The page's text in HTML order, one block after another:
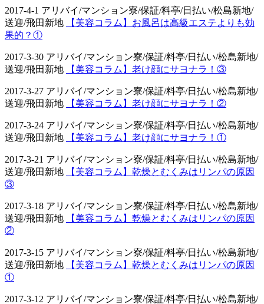
2017-4-1 アリバイ/マンション寮/保証/料亭/日払い/松島新地/
送迎/飛田新地
【美容コラム】お風呂は高級エステよりも効
果的？①
2017-3-30 アリバイ/マンション寮/保証/料亭/日払い/松島新地/
送迎/飛田新地
【美容コラム】老け顔にサヨナラ！③
2017-3-27 アリバイ/マンション寮/保証/料亭/日払い/松島新地/
送迎/飛田新地
【美容コラム】老け顔にサヨナラ！②
2017-3-24 アリバイ/マンション寮/保証/料亭/日払い/松島新地/
送迎/飛田新地
【美容コラム】老け顔にサヨナラ！①
2017-3-21 アリバイ/マンション寮/保証/料亭/日払い/松島新地/
送迎/飛田新地
【美容コラム】乾燥とむくみはリンパの原因
③
2017-3-18 アリバイ/マンション寮/保証/料亭/日払い/松島新地/
送迎/飛田新地
【美容コラム】乾燥とむくみはリンパの原因
②
2017-3-15 アリバイ/マンション寮/保証/料亭/日払い/松島新地/
送迎/飛田新地
【美容コラム】乾燥とむくみはリンパの原因
①
2017-3-12 アリバイ/マンション寮/保証/料亭/日払い/松島新地/